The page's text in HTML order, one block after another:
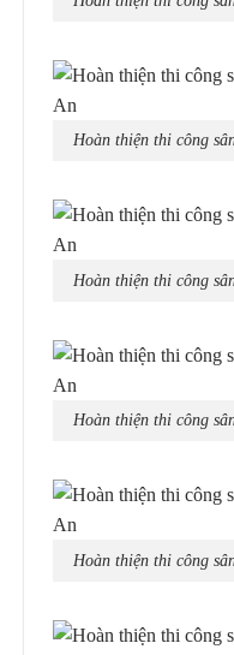
Hoàn thiện thi công
Hoàn thiện thi công
Hoàn thiện thi công
Hoàn thiện thi công